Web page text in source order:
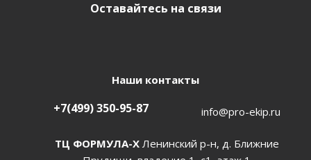
Оставайтесь на связи
Наши контакты
+7(499) 350-95-87 info@pro-ekip.ru
ТЦ ФОРМУЛА-ХЛенинский р-н, д. Ближние